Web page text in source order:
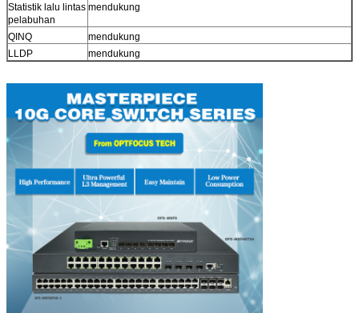
Statistik lalu lintas
pelabuhan
mendukung
QINQ
mendukung
LLDP
mendukung